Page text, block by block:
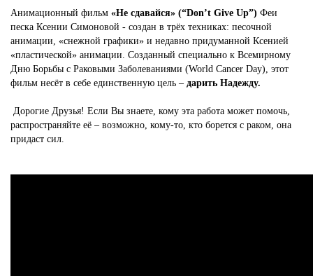
Анимационный фильм «Не сдавайся» (“Don’t Give Up”) Феи
песка Ксении Симоновой - создан в трёх техниках: песочной
анимации, «снежной графики» и недавно придуманной Ксенией
«пластической» анимации. Созданный специально к Всемирному
Дню Борьбы с Раковыми Заболеваниями (World Cancer Day), этот
фильм несёт в себе единственную цель – дарить Надежду.
Дорогие Друзья! Если Вы знаете, кому эта работа может помочь,
распространяйте её – возможно, кому-то, кто борется с раком, она
придаст сил.